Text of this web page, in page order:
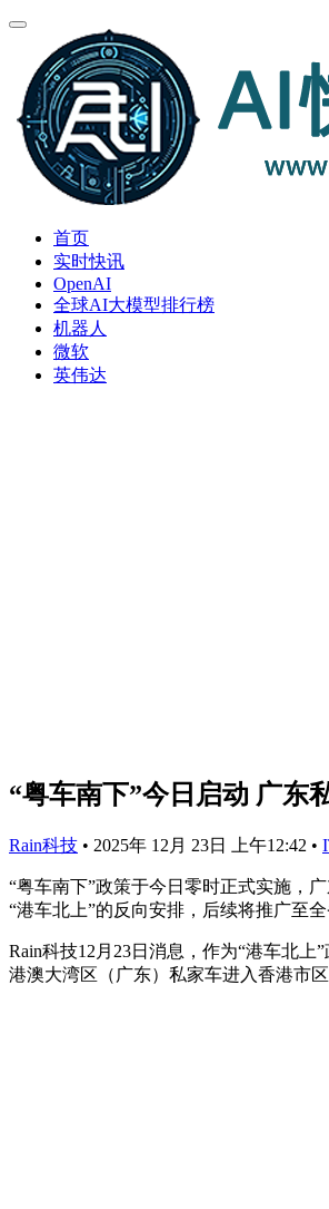
首页
实时快讯
OpenAI
全球AI大模型排行榜
机器人
微软
英伟达
“粤车南下”今日启动 广东
Rain科技 • 2025年 12月 23日 上午12:42 •
“粤车南下”政策于今日零时正式实施，
“港车北上”的反向安排，后续将推广至全
Rain科技12月23日消息，作为“港车北
港澳大湾区（广东）私家车进入香港市